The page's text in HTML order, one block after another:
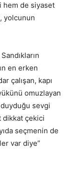
hem de siyaset
yolcunun
en erken
çalışan, kapı
omuzlayan
sevgi
dikkat çekici
seçmenin de
var diye”